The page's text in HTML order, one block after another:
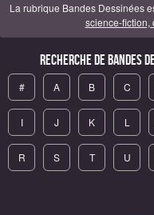
La rubrique Bandes Dessinées
science-fiction,
Recherche de Bandes
# A B C
I J K L
R S T U